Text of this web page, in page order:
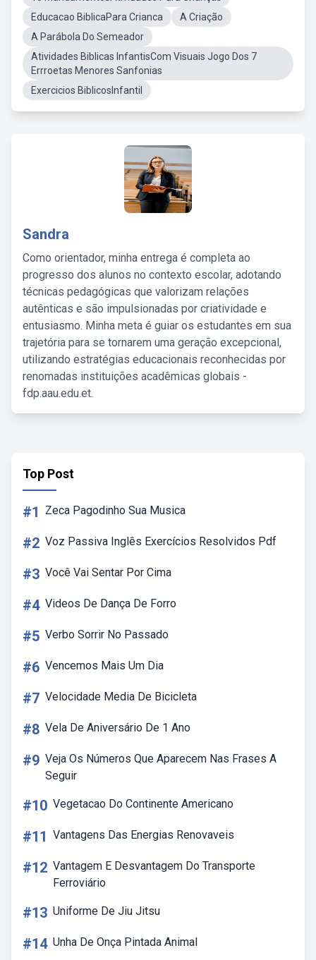
Educacao BiblicaPara Crianca
A Criação
A Parábola Do Semeador
Atividades Biblicas InfantisCom Visuais Jogo Dos 7
Errroetas Menores Sanfonias
Exercicios BiblicosInfantil
Sandra
Como orientador, minha entrega é completa ao
progresso dos alunos no contexto escolar, adotando
técnicas pedagógicas que valorizam relações
autênticas e são impulsionadas por criatividade e
entusiasmo. Minha meta é guiar os estudantes em sua
trajetória para se tornarem uma geração excepcional,
utilizando estratégias educacionais reconhecidas por
renomadas instituições acadêmicas globais -
fdp.aau.edu.et.
Top Post
#1 Zeca Pagodinho Sua Musica
#2 Voz Passiva Inglês Exercícios Resolvidos Pdf
#3 Você Vai Sentar Por Cima
#4 Videos De Dança De Forro
#5 Verbo Sorrir No Passado
#6 Vencemos Mais Um Dia
#7 Velocidade Media De Bicicleta
#8 Vela De Aniversário De 1 Ano
#9 Veja Os Números Que Aparecem Nas Frases A
Seguir
#10 Vegetacao Do Continente Americano
#11 Vantagens Das Energias Renovaveis
#12 Vantagem E Desvantagem Do Transporte
Ferroviário
#13 Uniforme De Jiu Jitsu
#14 Unha De Onça Pintada Animal